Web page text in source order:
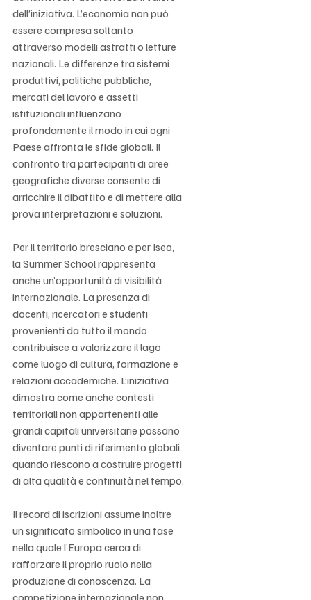
dell’iniziativa. L’economia non può
essere compresa soltanto
attraverso modelli astratti o letture
nazionali. Le differenze tra sistemi
produttivi, politiche pubbliche,
mercati del lavoro e assetti
istituzionali influenzano
profondamente il modo in cui ogni
Paese affronta le sfide globali. Il
confronto tra partecipanti di aree
geografiche diverse consente di
arricchire il dibattito e di mettere alla
prova interpretazioni e soluzioni.
Per il territorio bresciano e per Iseo,
la Summer School rappresenta
anche un’opportunità di visibilità
internazionale. La presenza di
docenti, ricercatori e studenti
provenienti da tutto il mondo
contribuisce a valorizzare il lago
come luogo di cultura, formazione e
relazioni accademiche. L’iniziativa
dimostra come anche contesti
territoriali non appartenenti alle
grandi capitali universitarie possano
diventare punti di riferimento globali
quando riescono a costruire progetti
di alta qualità e continuità nel tempo.
Il record di iscrizioni assume inoltre
un significato simbolico in una fase
nella quale l’Europa cerca di
rafforzare il proprio ruolo nella
produzione di conoscenza. La
competizione internazionale non